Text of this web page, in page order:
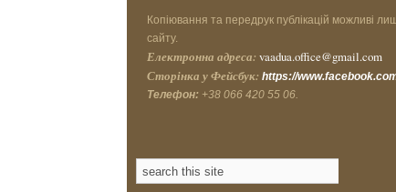
Копіювання та передрук публікацій можливі
сайту.
Електронна адреса: vaadua.office@gmail.com
Сторінка у Фейсбук: https://
Телефон: +38 066 420 55 06.